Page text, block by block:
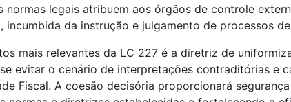
normas legais atribuem aos órgãos de controle
incumbida da instrução e julgamento de processos
mais relevantes da LC 227 é a diretriz de
evitar o cenário de interpretações contraditórias e
Fiscal. A coesão decisória proporcionará